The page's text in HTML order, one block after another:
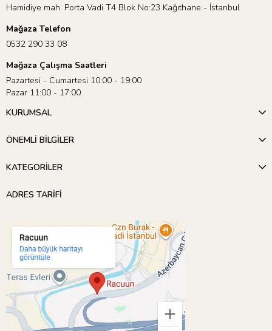
Hamidiye mah. Porta Vadi T4 Blok No:23 Kağıthane - İstanbul
Mağaza Telefon
0532 290 33 08
Mağaza Çalışma Saatleri
Pazartesi - Cumartesi 10:00 - 19:00
Pazar 11:00 - 17:00
KURUMSAL
ÖNEMLİ BİLGİLER
KATEGORİLER
ADRES TARİFİ